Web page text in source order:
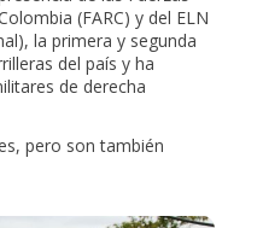
(FARC) y del ELN
la primera y segunda
del país y ha
de derecha
pero son también